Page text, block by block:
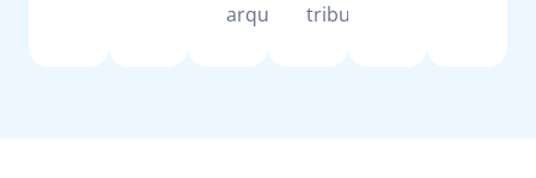
arquivos.tributários.